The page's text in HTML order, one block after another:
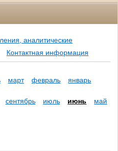
аналитические
Контактная информация
март февраль
январь
сентябрь июль июнь
май